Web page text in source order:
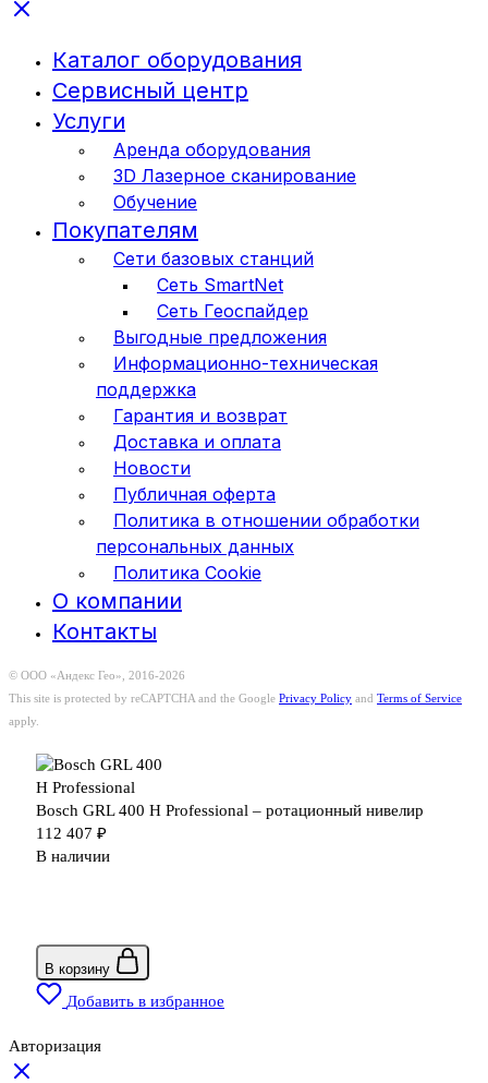
Каталог оборудования
Сервисный центр
Услуги
Аренда оборудования
3D Лазерное сканирование
Обучение
Покупателям
Сети базовых станций
Сеть SmartNet
Сеть Геоспайдер
Выгодные предложения
Информационно-техническая
поддержка
Гарантия и возврат
Доставка и оплата
Новости
Публичная оферта
Политика в отношении обработки
персональных данных
Политика Cookie
О компании
Контакты
© ООО «Андекс Гео», 2016-2026
This site is protected by reCAPTCHA and the Google Privacy Policy and Terms of Service
apply.
Bosch GRL 400 H Professional – ротационный нивелир
112 407 ₽
В наличии
В корзину
Добавить в избранное
Авторизация